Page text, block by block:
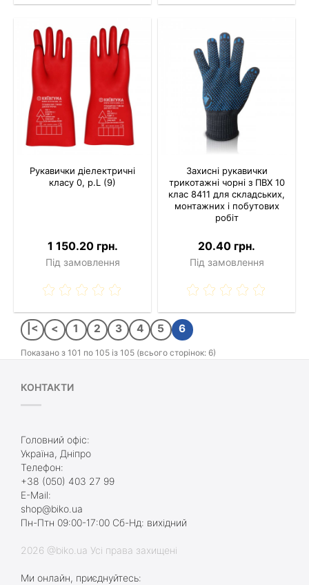
Рукавички діелектричні
класу 0, р.L (9)
1 150.20 грн.
Під замовлення
Захисні рукавички
трикотажні чорні з ПВХ 10
клас 8411 для складських,
монтажних і побутових
робіт
20.40 грн.
Під замовлення
|< < 1 2 3 4 5 6
Показано з 101 по 105 із 105 (всього сторінок: 6)
КОНТАКТИ
Головний офіс:
Україна, Дніпро
Телефон:
+38 (050) 403 27 99
E-Mail:
shop@biko.ua
Пн-Птн 09:00-17:00 Сб-Нд: вихідний
2026 @biko.ua Усі права захищені
Ми онлайн, приєднуйтесь: